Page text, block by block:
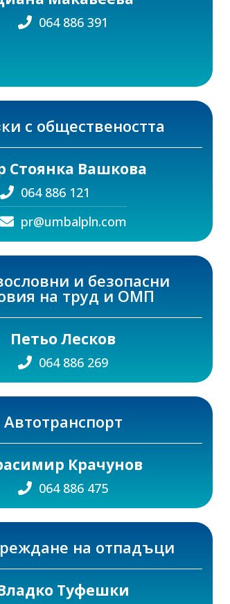
064 886 391
с обществеността
Стоянка Вашкова
064 886 121
pr@umbalpln.com
и безопасни
на труд и ОМП
Петьо Лесков
064 886 269
Автотранспорт
Крачунов
064 886 475
на отпадъци
Туфешки